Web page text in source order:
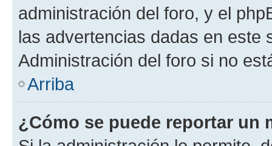
administración del foro, y el
las advertencias dadas en este
Administración del foro si no
Arriba
¿Cómo se puede reportar un